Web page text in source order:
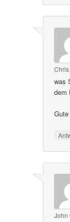
Chris
was
dem
John